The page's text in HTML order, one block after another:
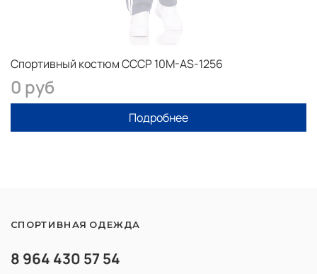
Спортивный костюм СССР 10M-AS-1256
0 руб
Подробнее
8 964 430 57 54
СПОРТИВНАЯ ОДЕЖДА